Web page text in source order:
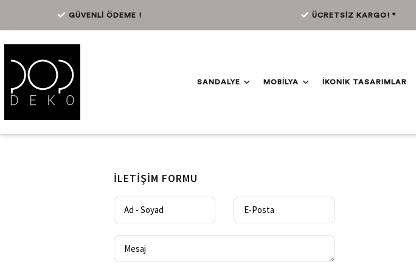
GÜVENLİ ÖDEME ! ÜCRETSİZ KARGO! *
SANDALYE MOBİLYA İKONİK TASARIMLAR
İLETIŞIM FORMU